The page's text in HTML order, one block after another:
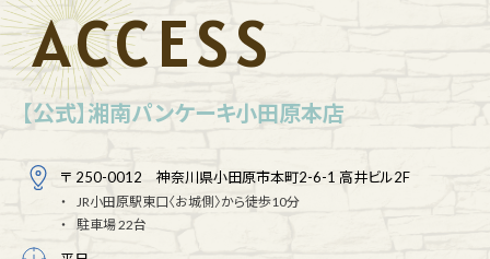
ACCESS
【公式】湘南パンケーキ小田原本店
〒 250-0012 神奈川県小田原市本町2-6-1 高井ビル2F
JR小田原駅東口〈お城側〉から徒歩10分
駐車場 22台